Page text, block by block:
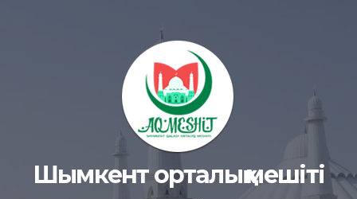
Шымкент орталық мешіті